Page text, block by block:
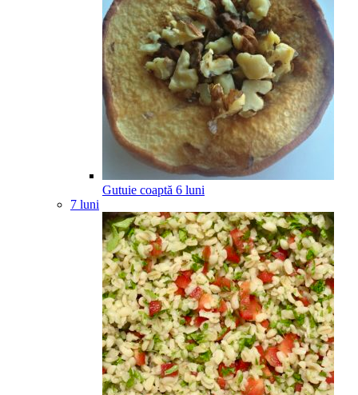
Gutuie coaptă 6 luni
7 luni